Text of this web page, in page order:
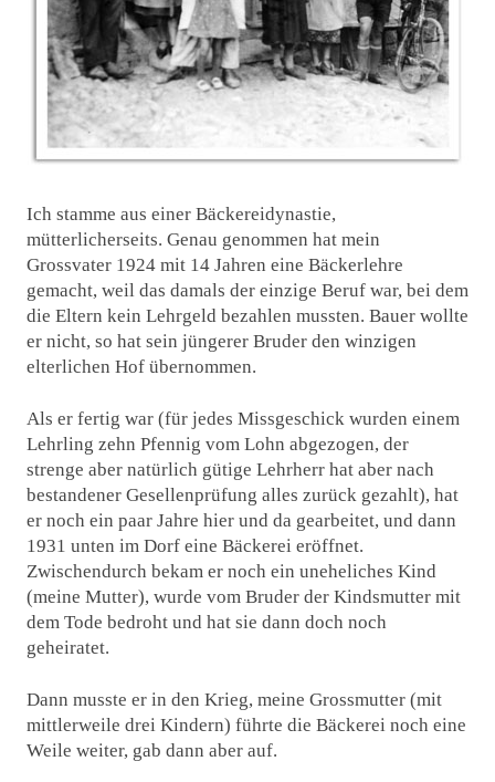
Ich stamme aus einer Bäckereidynastie,
mütterlicherseits. Genau genommen hat mein
Grossvater 1924 mit 14 Jahren eine Bäckerlehre
gemacht, weil das damals der einzige Beruf war, bei dem
die Eltern kein Lehrgeld bezahlen mussten. Bauer wollte
er nicht, so hat sein jüngerer Bruder den winzigen
elterlichen Hof übernommen.
Als er fertig war (für jedes Missgeschick wurden einem
Lehrling zehn Pfennig vom Lohn abgezogen, der
strenge aber natürlich gütige Lehrherr hat aber nach
bestandener Gesellenprüfung alles zurück gezahlt), hat
er noch ein paar Jahre hier und da gearbeitet, und dann
1931 unten im Dorf eine Bäckerei eröffnet.
Zwischendurch bekam er noch ein uneheliches Kind
(meine Mutter), wurde vom Bruder der Kindsmutter mit
dem Tode bedroht und hat sie dann doch noch
geheiratet.
Dann musste er in den Krieg, meine Grossmutter (mit
mittlerweile drei Kindern) führte die Bäckerei noch eine
Weile weiter, gab dann aber auf.